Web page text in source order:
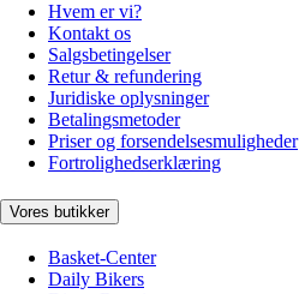
Hvem er vi?
Kontakt os
Salgsbetingelser
Retur & refundering
Juridiske oplysninger
Betalingsmetoder
Priser og forsendelsesmuligheder
Fortrolighedserklæring
Vores butikker
Basket-Center
Daily Bikers